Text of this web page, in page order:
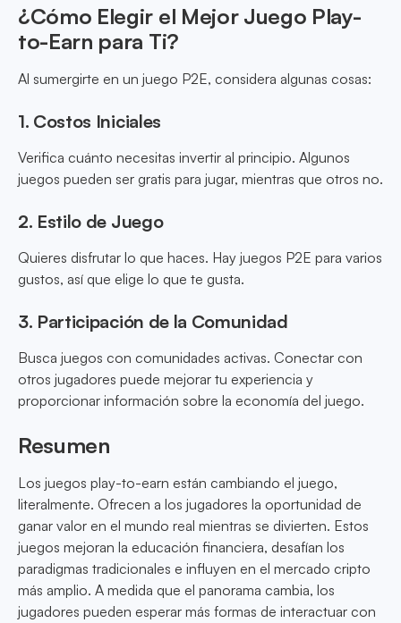
¿Cómo Elegir el Mejor Juego Play-
to-Earn para Ti?
Al sumergirte en un juego P2E, considera algunas cosas:
1. Costos Iniciales
Verifica cuánto necesitas invertir al principio. Algunos
juegos pueden ser gratis para jugar, mientras que otros no.
2. Estilo de Juego
Quieres disfrutar lo que haces. Hay juegos P2E para varios
gustos, así que elige lo que te gusta.
3. Participación de la Comunidad
Busca juegos con comunidades activas. Conectar con
otros jugadores puede mejorar tu experiencia y
proporcionar información sobre la economía del juego.
Resumen
Los juegos play-to-earn están cambiando el juego,
literalmente. Ofrecen a los jugadores la oportunidad de
ganar valor en el mundo real mientras se divierten. Estos
juegos mejoran la educación financiera, desafían los
paradigmas tradicionales e influyen en el mercado cripto
más amplio. A medida que el panorama cambia, los
jugadores pueden esperar más formas de interactuar con